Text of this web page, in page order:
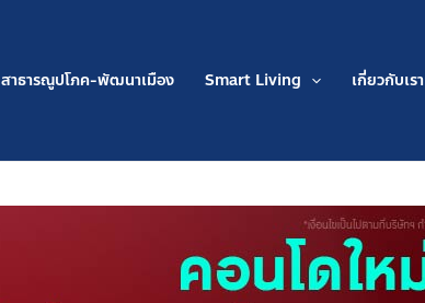
สาธารณูปโภค-พัฒนาเมือง Smart Living เกี่ยวกับเรา